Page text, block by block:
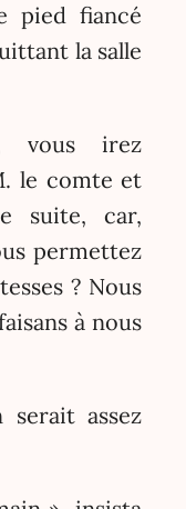
pied fiancé
la salle
vous irez
le comte et
suite, car,
permettez
? Nous
à nous
serait assez